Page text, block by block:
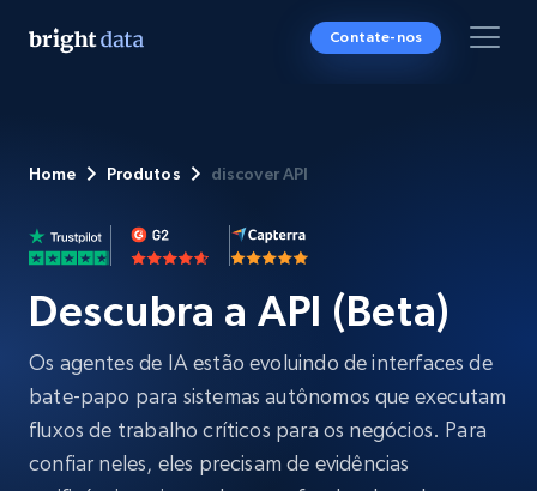
Contate-nos
Home Produtos discover API
Descubra a API (Beta)
Os agentes de IA estão evoluindo de interfaces de
bate-papo para sistemas autônomos que executam
fluxos de trabalho críticos para os negócios. Para
confiar neles, eles precisam de evidências